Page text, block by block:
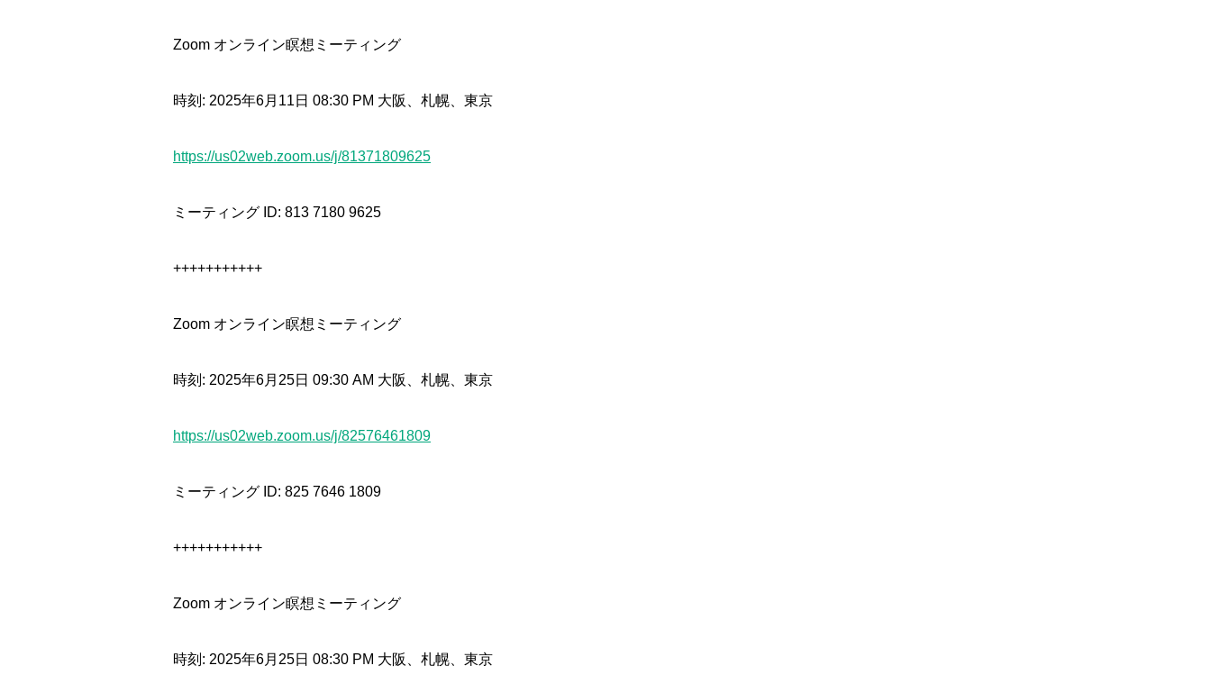
Zoom オンライン瞑想ミーティング
時刻: 2025年6月11日 08:30 PM 大阪、札幌、東京
https://us02web.zoom.us/j/81371809625
ミーティング ID: 813 7180 9625
+++++++++++
Zoom オンライン瞑想ミーティング
時刻: 2025年6月25日 09:30 AM 大阪、札幌、東京
https://us02web.zoom.us/j/82576461809
ミーティング ID: 825 7646 1809
+++++++++++
Zoom オンライン瞑想ミーティング
時刻: 2025年6月25日 08:30 PM 大阪、札幌、東京